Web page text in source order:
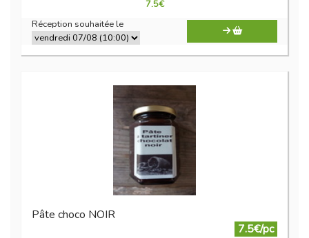
7.5€
Réception souhaitée le
Pâte choco NOIR
7.5€/pc